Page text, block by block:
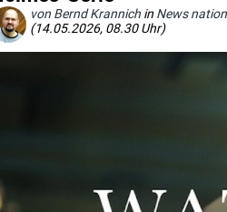
von Bernd Krannich in News
(14.05.2026, 08.30 Uhr)